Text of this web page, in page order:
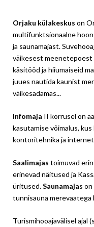
Orjaku külakeskus on
multifunktsionaalne
ja saunamajast.
väikesest meenetepoest
käsitööd ja hiiumaiseid
juues nautida kaunist
väikesadamas...
Infomaja II korrusel on
kasutamise võimalus,
kontoritehnika ja
Saalimajas toimuvad
erinevad näitused ja
üritused.Saunamajas on
tunnisauna merevaatega
Turismihooajavälisel ajal